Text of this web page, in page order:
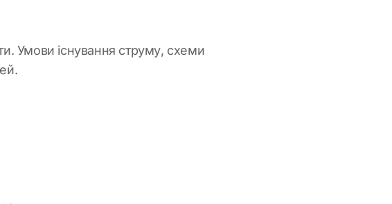
Умови існування струму, схеми